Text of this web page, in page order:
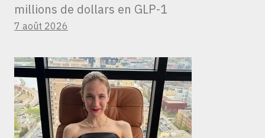
millions de dollars en GLP-1
7 août 2026